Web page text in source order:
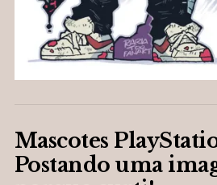
Mascotes
Postando uma
u